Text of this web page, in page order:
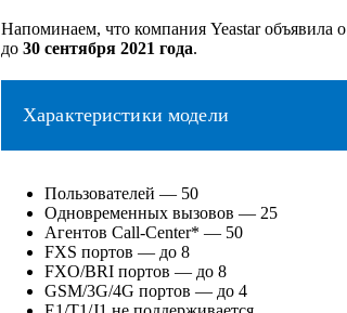
Напоминаем, что компания Yeastar объявила о
до 30 сентября 2021 года.
Характеристики модели
Пользователей — 50
Одновременных вызовов — 25
Агентов Call-Center* — 50
FXS портов — до 8
FXO/BRI портов — до 8
GSM/3G/4G портов — до 4